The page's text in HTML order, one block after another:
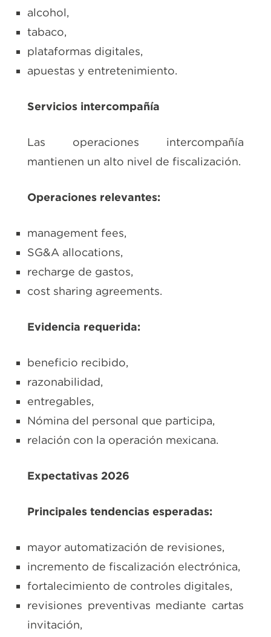
alcohol,
tabaco,
plataformas digitales,
apuestas y entretenimiento.
Servicios intercompañía
Las operaciones intercompañía
mantienen un alto nivel de fiscalización.
Operaciones relevantes:
management fees,
SG&A allocations,
recharge de gastos,
cost sharing agreements.
Evidencia requerida:
beneficio recibido,
razonabilidad,
entregables,
Nómina del personal que participa,
relación con la operación mexicana.
Expectativas 2026
Principales tendencias esperadas:
mayor automatización de revisiones,
incremento de fiscalización electrónica,
fortalecimiento de controles digitales,
revisiones preventivas mediante cartas
invitación,